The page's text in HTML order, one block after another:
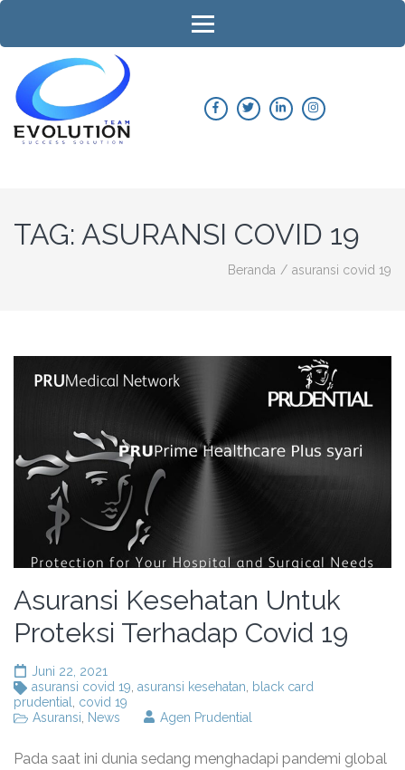
(Tekan
Enter)
TAG: ASURANSI COVID 19
Beranda / asuransi covid 19
Asuransi Kesehatan Untuk
Proteksi Terhadap Covid 19
Juni 22, 2021
asuransi covid 19 asuransi kesehatan
black card
prudential
covid 19
Asuransi
News Agen Prudential
Pada saat ini dunia sedang menghadapi pandemi global